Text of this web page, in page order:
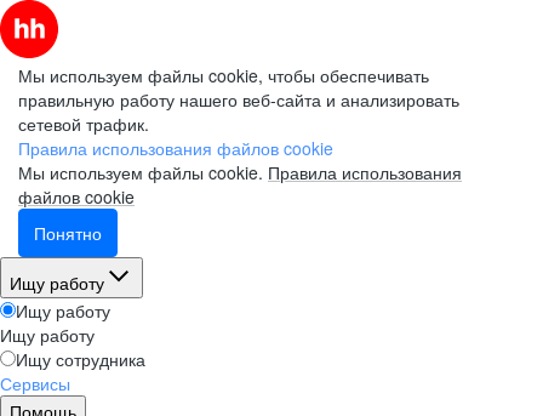
Мы используем файлы cookie, чтобы обеспечивать
правильную работу нашего веб-сайта и анализировать
сетевой трафик.
Правила использования файлов cookie
Мы используем файлы cookie. Правила использования
файлов cookie
Понятно
Ищу работу
Ищу работу
Ищу работу
Ищу сотрудника
Сервисы
Помощь